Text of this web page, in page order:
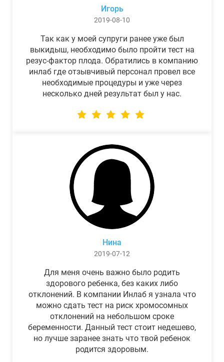
Игорь
2019-08-10
Так как у моей супруги ранее уже был
выкидыш, необходимо было пройти тест на
резус-фактор плода. Обратились в компанию
инлаб где отзывчивый персонал провел все
необходимые процедуры и уже через
несколько дней результат был у нас.
Нина
2019-07-12
Для меня очень важно было родить
здорового ребенка, без каких либо
отклонений. В компании Инлаб я узнала что
можно сдать тест на риск хромосомных
отклонений на небольшом сроке
беременности. Данный тест стоит недешево,
но лучше заранее знать что твой ребенок
родится здоровым.